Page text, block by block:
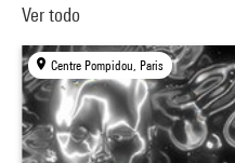
Ver todo
Centre Pompidou, Paris